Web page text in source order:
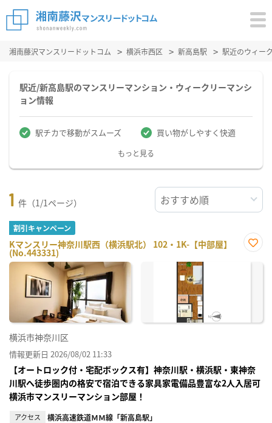
湘南藤沢マンスリードットコム 横浜市西区 新高島駅 駅近のウィー
駅近/新高島駅のマンスリーマンション・ウィークリーマンシ
ョン情報
駅チカで移動がスムーズ 買い物がしやすく快適
もっと見る
1 件（1/1ページ）
割引キャンペーン
Kマンスリー神奈川駅西（横浜駅北） 102・1K-【中部屋】
(No.443331)
に入
横浜市神奈川区
情報更新日 2026/08/02 11:33
【オートロック付・宅配ボックス有】神奈川駅・横浜駅・東神奈
川駅へ徒歩圏内の格安で宿泊できる家具家電備品豊富な2人入居可
横浜市マンスリーマンション部屋！
アクセス 横浜高速鉄道ＭＭ線「新高島駅」